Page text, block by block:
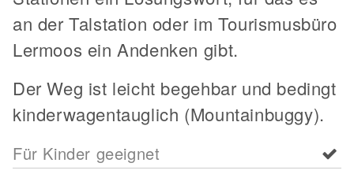
an der Talstation oder im Tourismusbüro
Lermoos ein Andenken gibt.
Der Weg ist leicht begehbar und bedingt
kinderwagentauglich (Mountainbuggy).
Für Kinder geeignet